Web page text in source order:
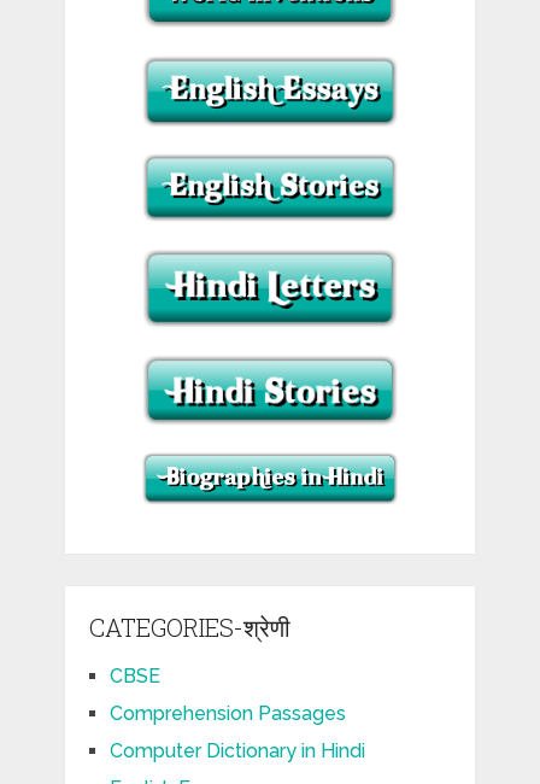
CATEGORIES-श्रेणी
CBSE
Comprehension Passages
Computer Dictionary in Hindi